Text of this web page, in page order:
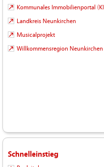
Kommunales Immobilienportal
Landkreis Neunkirchen
Musicalprojekt
Willkommensregion Neunkirchen
Schnelleinstieg